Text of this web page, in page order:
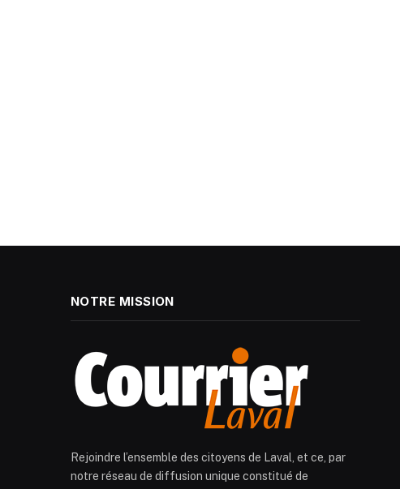
NOTRE MISSION
Rejoindre l’ensemble des citoyens de Laval, et ce, par
notre réseau de diffusion unique constitué de